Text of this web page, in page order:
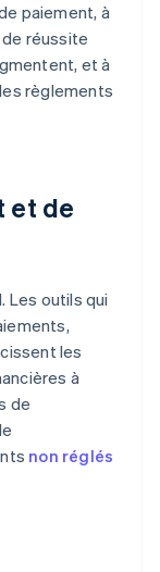
paiement, à
réussite
et à
règlements
et de
Les outils qui
les
à
de
non réglés